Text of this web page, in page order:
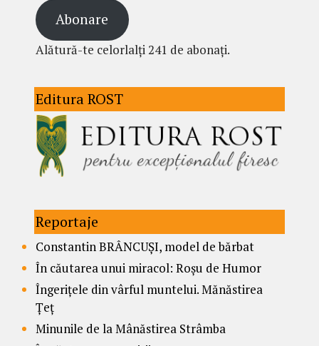
Abonare
Alătură-te celorlalți 241 de abonați.
Editura ROST
Reportaje
Constantin BRÂNCUȘI, model de bărbat
În căutarea unui miracol: Roșu de Humor
Îngerițele din vârful muntelui. Mănăstirea
Țeț
Minunile de la Mânăstirea Strâmba